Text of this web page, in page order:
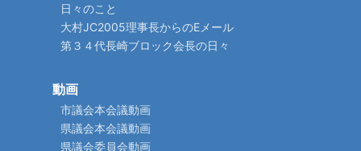
日々のこと
大村JC2005理事長からのEメール
第３４代長崎ブロック会長の日々
動画
市議会本会議動画
県議会本会議動画
県議会委員会動画